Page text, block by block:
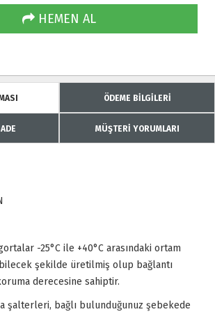
HEMEN AL
ÖDEME BİLGİLERİ
MÜŞTERİ YORUMLARI
-25°C ile +40°C arasındaki ortam
şekilde üretilmiş olup bağlantı
derecesine sahiptir.
şalterleri, bağlı bulunduğunuz şebekede